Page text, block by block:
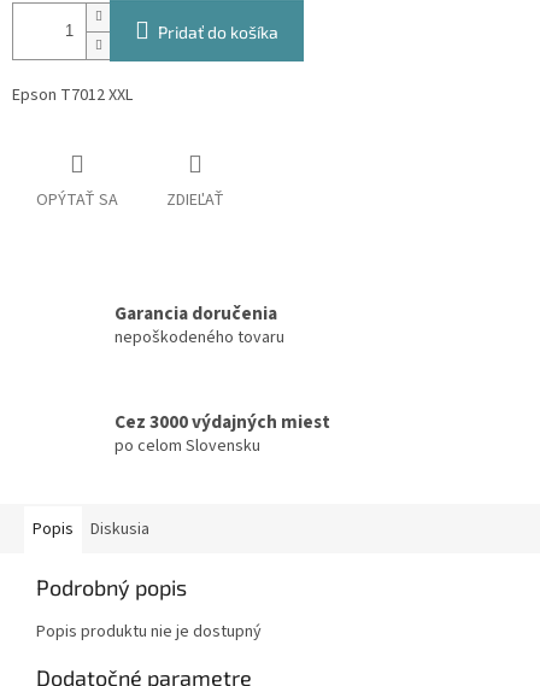
Pridať do košíka
Epson T7012 XXL
OPÝTAŤ SA ZDIEĽAŤ
Garancia doručenia
nepoškodeného tovaru
Cez 3000 výdajných miest
po celom Slovensku
Popis Diskusia
Podrobný popis
Popis produktu nie je dostupný
Dodatočné parametre